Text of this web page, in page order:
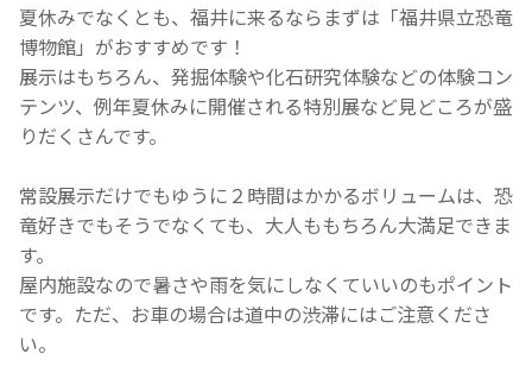
夏休みでなくとも、福井に来るならまずは「福井県立恐竜
博物館」がおすすめです！
展示はもちろん、発掘体験や化石研究体験などの体験コン
テンツ、例年夏休みに開催される特別展など見どころが盛
りだくさんです。
常設展示だけでもゆうに２時間はかかるボリュームは、恐
竜好きでもそうでなくても、大人ももちろん大満足できま
す。
屋内施設なので暑さや雨を気にしなくていいのもポイント
です。ただ、お車の場合は道中の渋滞にはご注意くださ
い。